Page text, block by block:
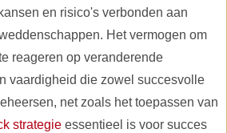
en risico's verbonden aan
Het vermogen om
reageren op veranderende
vaardigheid die zowel succesvolle
net zoals het toepassen van
strategie essentieel is voor succes